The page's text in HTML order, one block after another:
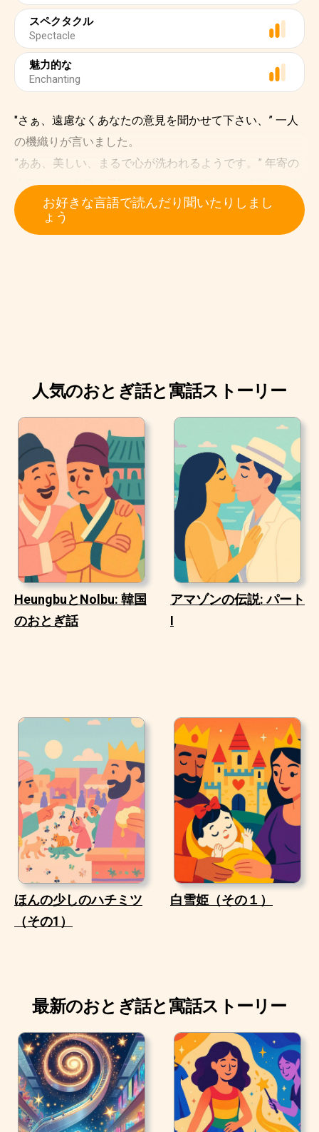
スペクタクル
Spectacle
魅力的な
Enchanting
"さぁ、遠慮なくあなたの意見を聞かせて下さい、” 一人
の機織りが言いました。
”ああ、美しい、まるで心が洗われるようです。” 年寄の
大臣はその光景を凝視しました。 素晴らしい模様に、色
合いですね！” もちろん王様には私がどれだけ嬉しいか
お伝えします。”
お好きな言語で読んだり聞いたりしまし
ょう
人気のおとぎ話と寓話ストーリー
HeungbuとNolbu: 韓国
のおとぎ話
アマゾンの伝説: パート
I
ほんの少しのハチミツ
（その1）
白雪姫（その１）
最新のおとぎ話と寓話ストーリー